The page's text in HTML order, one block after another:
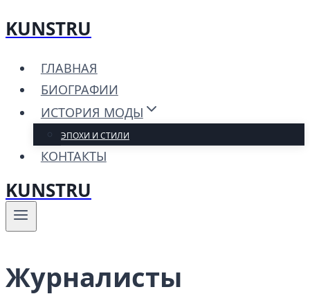
Перейти
содержимому
KUNSTRU
ГЛАВНАЯ
БИОГРАФИИ
ИСТОРИЯ МОДЫ
ЭПОХИ И СТИЛИ
КОНТАКТЫ
KUNSTRU
Журналисты